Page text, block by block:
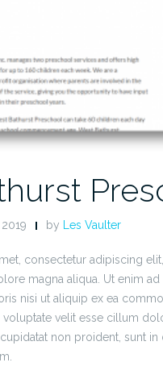
by Les Vaulter
consectetur adipiscing
magna aliqua. Ut enim
nisi ut aliquip ex ea
velit esse cillum
non proident, sunt